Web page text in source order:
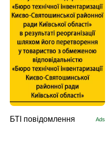
БТІ повідомлення Ads